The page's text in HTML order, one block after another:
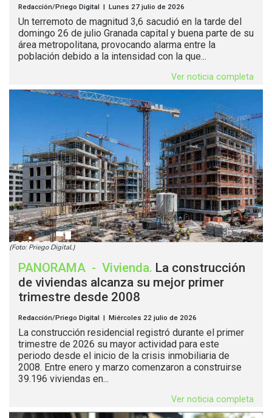
Redacción/Priego Digital | Lunes 27 julio de 2026
Un terremoto de magnitud 3,6 sacudió en la tarde del
domingo 26 de julio Granada capital y buena parte de su
área metropolitana, provocando alarma entre la
población debido a la intensidad con la que...
Ver noticia completa
(Foto: Priego Digital.)
PANORAMA - Vivienda. La construcción
de viviendas alcanza su mejor primer
trimestre desde 2008
Redacción/Priego Digital | Miércoles 22 julio de 2026
La construcción residencial registró durante el primer
trimestre de 2026 su mayor actividad para este
periodo desde el inicio de la crisis inmobiliaria de
2008. Entre enero y marzo comenzaron a construirse
39.196 viviendas en...
Ver noticia completa